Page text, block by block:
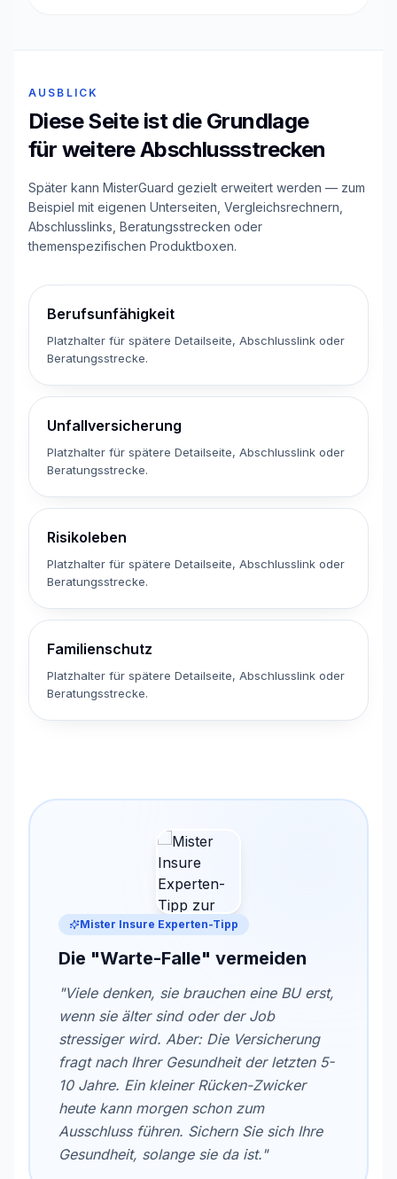
AUSBLICK
Diese Seite ist die Grundlage
für weitere Abschlussstrecken
Später kann MisterGuard gezielt erweitert werden — zum
Beispiel mit eigenen Unterseiten, Vergleichsrechnern,
Abschlusslinks, Beratungsstrecken oder
themenspezifischen Produktboxen.
Berufsunfähigkeit
Platzhalter für spätere Detailseite, Abschlusslink oder
Beratungsstrecke.
Unfallversicherung
Platzhalter für spätere Detailseite, Abschlusslink oder
Beratungsstrecke.
Risikoleben
Platzhalter für spätere Detailseite, Abschlusslink oder
Beratungsstrecke.
Familienschutz
Platzhalter für spätere Detailseite, Abschlusslink oder
Beratungsstrecke.
Mister Insure Experten-Tipp
Die "Warte-Falle" vermeiden
"Viele denken, sie brauchen eine BU erst,
wenn sie älter sind oder der Job
stressiger wird. Aber: Die Versicherung
fragt nach Ihrer Gesundheit der letzten 5-
10 Jahre. Ein kleiner Rücken-Zwicker
heute kann morgen schon zum
Ausschluss führen. Sichern Sie sich Ihre
Gesundheit, solange sie da ist."